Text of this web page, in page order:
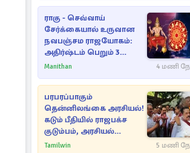
ராகு - செவ்வாய்
சேர்க்கையால் உருவான
நவபஞ்சம ராஜயோகம்:
அதிர்ஷ்டம் பெறும் 3
ராசிகள்!
Manithan 4 மணி
பரபரப்பாகும்
தென்னிலங்கை அரசியல்!
கடும் பீதியில் ராஜபக்ச
குடும்பம், அரசியல்
நட்புகள்
Tamilwin 5 மணி